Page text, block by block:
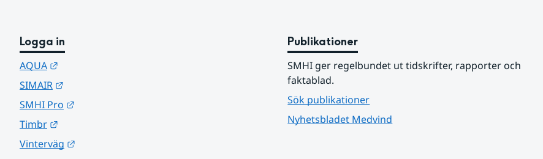
Logga in
AQUA
SIMAIR
SMHI Pro
Timbr
Vinterväg
Publikationer
SMHI ger regelbundet ut tidskrifter, rapporter och
faktablad.
Sök publikationer
Nyhetsbladet Medvind